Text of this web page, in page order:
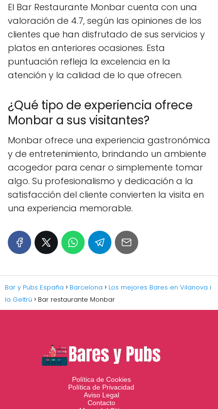
El Bar Restaurante Monbar cuenta con una
valoración de 4.7, según las opiniones de los
clientes que han disfrutado de sus servicios y
platos en anteriores ocasiones. Esta
puntuación refleja la excelencia en la
atención y la calidad de lo que ofrecen.
¿Qué tipo de experiencia ofrece
Monbar a sus visitantes?
Monbar ofrece una experiencia gastronómica
y de entretenimiento, brindando un ambiente
acogedor para cenar o simplemente tomar
algo. Su profesionalismo y dedicación a la
satisfacción del cliente convierten la visita en
una experiencia memorable.
Bar y Pubs España Barcelona
Los mejores Bares en Vilanova i
la Geltrú
Bar restaurante Monbar
Política de Cookies
Política de Privacidad
Aviso Legal
Contacto